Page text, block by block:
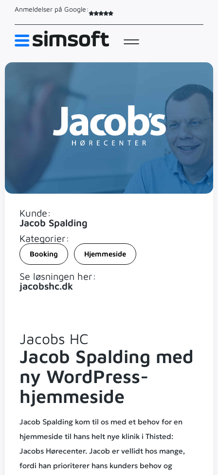
Anmeldelser på Google:
Kunde:
Jacob Spalding
Kategorier:
Booking Hjemmeside
Se løsningen her:
jacobshc.dk
Jacobs HC
Jacob Spalding med
ny WordPress-
hjemmeside
Jacob Spalding kom til os med et behov for en
hjemmeside til hans helt nye klinik i Thisted:
Jacobs Hørecenter. Jacob er vellidt hos mange,
fordi han prioriterer hans kunders behov og